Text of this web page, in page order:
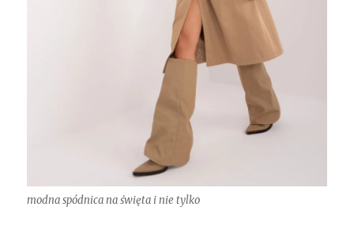
modna spódnica na święta i nie tylko